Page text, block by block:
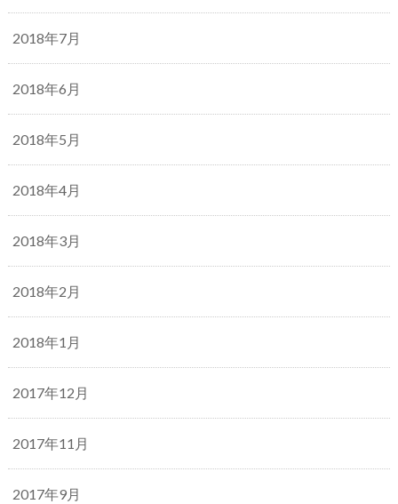
2018年7月
2018年6月
2018年5月
2018年4月
2018年3月
2018年2月
2018年1月
2017年12月
2017年11月
2017年9月